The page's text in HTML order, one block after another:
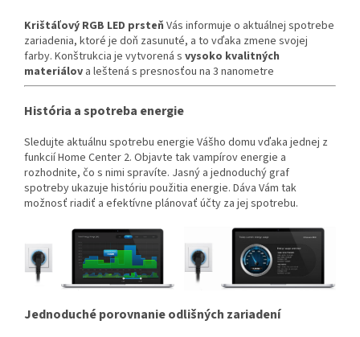
Krištáľový RGB LED prsteň Vás informuje o aktuálnej spotrebe
zariadenia, ktoré je doň zasunuté, a to vďaka zmene svojej
farby. Konštrukcia je vytvorená s vysoko kvalitných
materiálov a leštená s presnosťou na 3 nanometre
História a spotreba energie
Sledujte aktuálnu spotrebu energie Vášho domu vďaka jednej z
funkcií Home Center 2. Objavte tak vampírov energie a
rozhodnite, čo s nimi spravíte. Jasný a jednoduchý graf
spotreby ukazuje históriu použitia energie. Dáva Vám tak
možnosť riadiť a efektívne plánovať účty za jej spotrebu.
Jednoduché porovnanie odlišných zariadení